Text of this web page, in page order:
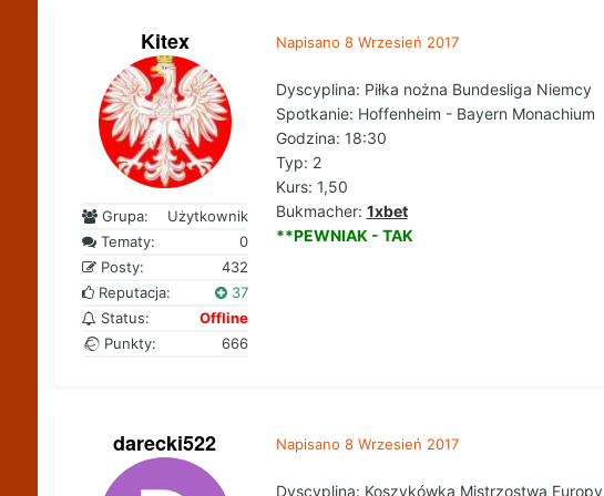
Kitex
Grupa:
Użytkownik
Tematy:
0
Posty:
432
Reputacja:
37
Status:
Offline
Punkty:
666
Napisano 8 Wrzesień 2017
Dyscyplina: Piłka nożna Bundesliga Niemcy
Spotkanie: Hoffenheim - Bayern Monachium
Godzina: 18:30
Typ: 2
Kurs: 1,50
Bukmacher: 1xbet
**PEWNIAK - TAK
darecki522 Napisano 8 Wrzesień 2017
Dyscyplina: Koszykówka Mistrzostwa Europy